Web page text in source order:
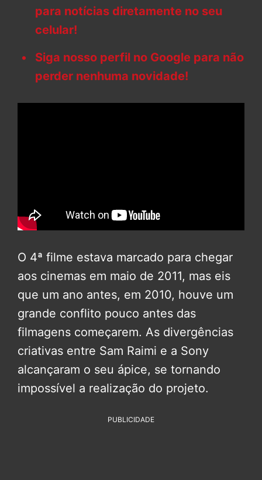
para notícias diretamente no seu
celular!
Siga nosso perfil no Google para não
perder nenhuma novidade!
O 4ª filme estava marcado para chegar
aos cinemas em maio de 2011, mas eis
que um ano antes, em 2010, houve um
grande conflito pouco antes das
filmagens começarem. As divergências
criativas entre Sam Raimi e a Sony
alcançaram o seu ápice, se tornando
impossível a realização do projeto.
PUBLICIDADE